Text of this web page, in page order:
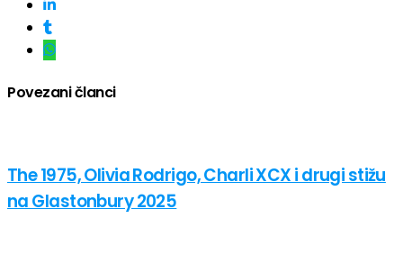
Povezani članci
The 1975, Olivia Rodrigo, Charli XCX i drugi stižu
na Glastonbury 2025